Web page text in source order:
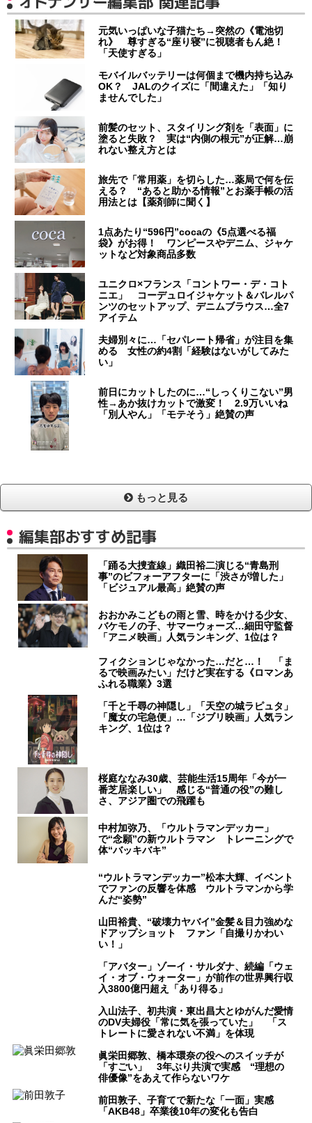
元気いっぱいな子猫たち→突然の《電池切
れ》 尊すぎる“座り寝”に視聴者もん絶！
「天使すぎる」
モバイルバッテリーは何個まで機内持ち込み
OK？ JALのクイズに「間違えた」「知り
ませんでした」
前髪のセット、スタイリング剤を「表面」に
塗ると失敗？ 実は“内側の根元”が正解…崩
れない整え方とは
旅先で「常用薬」を切らした…薬局で何を伝
える？ “あると助かる情報”とお薬手帳の活
用法とは【薬剤師に聞く】
1点あたり“596円”cocaの《5点選べる福
袋》がお得！ ワンピースやデニム、ジャケ
ットなど対象商品多数
ユニクロ×フランス「コントワー・デ・コト
ニエ」 コーデュロイジャケット＆バレルパ
ンツのセットアップ、デニムブラウス…全7
アイテム
夫婦別々に…「セパレート帰省」が注目を集
める 女性の約4割「経験はないがしてみた
い」
前日にカットしたのに…“しっくりこない”男
性→あか抜けカットで激変！ 2.9万いいね
「別人やん」「モテそう」絶賛の声
もっと見る
編集部おすすめ記事
「踊る大捜査線」織田裕二演じる“青島刑
事”のビフォーアフターに「渋さが増した」
「ビジュアル最高」絶賛の声
おおかみこどもの雨と雪、時をかける少女、
バケモノの子、サマーウォーズ…細田守監督
「アニメ映画」人気ランキング、1位は？
フィクションじゃなかった…だと…！ 「ま
るで映画みたい」だけど実在する《ロマンあ
ふれる職業》3選
「千と千尋の神隠し」「天空の城ラピュタ」
「魔女の宅急便」…「ジブリ映画」人気ラン
キング、1位は？
桜庭ななみ30歳、芸能生活15周年「今が一
番芝居楽しい」 感じる“普通の役”の難し
さ、アジア圏での飛躍も
中村加弥乃、「ウルトラマンデッカー」
で“念願”の新ウルトラマン トレーニングで
体“バッキバキ”
“ウルトラマンデッカー”松本大輝、イベント
でファンの反響を体感 ウルトラマンから学
んだ“姿勢”
山田裕貴、“破壊力ヤバイ”金髪＆目力強めな
ドアップショット ファン「自撮りかわい
い！」
「アバター」ゾーイ・サルダナ、続編「ウェ
イ・オブ・ウォーター」が前作の世界興行収
入3800億円超え「あり得る」
入山法子、初共演・東出昌大とゆがんだ愛情
のDV夫婦役「常に気を張っていた」 「ス
トレートに愛されない不満」を体現
眞栄田郷敦、橋本環奈の役へのスイッチが
「すごい」 3年ぶり共演で実感 “理想の
俳優像”をあえて作らないワケ
前田敦子、子育てで新たな「一面」実感
「AKB48」卒業後10年の変化も告白